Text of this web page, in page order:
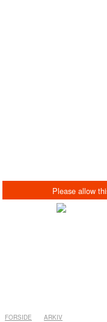
FORSIDE ARKIV